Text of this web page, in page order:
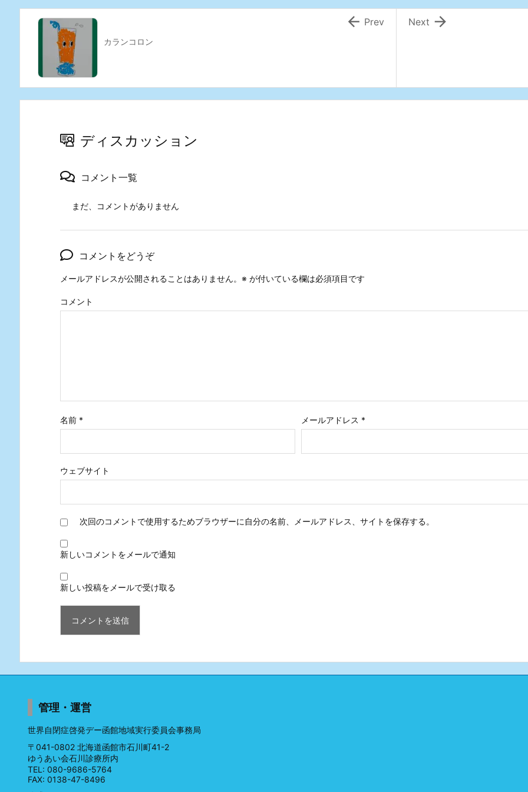

Next
カランコロン
 Prev
ディスカッション
コメント一覧
まだ、コメントがありません
コメントをどうぞ
メールアドレスが公開されることはありません。 ※ が付いている欄は必須項目です
コメント
名前 * メールアドレス *
ウェブサイト
次回のコメントで使用するためブラウザーに自分の名前、メールアドレス、サイトを保存する。
新しいコメントをメールで通知
新しい投稿をメールで受け取る
管理・運営
世界自閉症啓発デー函館地域実行委員会事務局
〒041-0802 北海道函館市石川町41-2
ゆうあい会石川診療所内
TEL: 080-9686-5764
FAX: 0138-47-8496